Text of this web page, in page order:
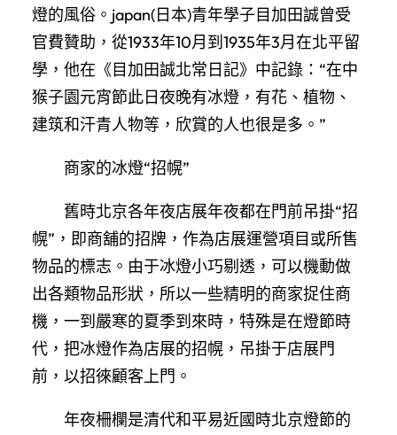
燈的風俗。japan(日本)青年學子目加田誠曾受
官費贊助，從1933年10月到1935年3月在北平留
學，他在《目加田誠北常日記》中記錄：“在中
猴子園元宵節此日夜晚有冰燈，有花、植物、
建筑和汗青人物等，欣賞的人也很是多。”
商家的冰燈“招幌”
舊時北京各年夜店展年夜都在門前吊掛“招
幌”，即商舖的招牌，作為店展運營項目或所售
物品的標志。由于冰燈小巧剔透，可以機動做
出各類物品形狀，所以一些精明的商家捉住商
機，一到嚴寒的夏季到來時，特殊是在燈節時
代，把冰燈作為店展的招幌，吊掛于店展門
前，以招徠顧客上門。
年夜柵欄是清代和平易近國時北京燈節的